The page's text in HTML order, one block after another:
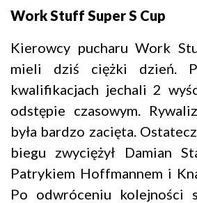
Work Stuff Super S Cup
Kierowcy pucharu Work
mieli dziś ciężki dzień.
kwalifikacjach jechali 2
odstępie czasowym.
była bardzo zacięta.
biegu zwyciężył Damian
Patrykiem Hoffmannem i
Po odwróceniu kolejności